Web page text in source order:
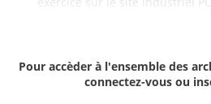
Pour accèder à l'ensemble des
connectez-vous ou